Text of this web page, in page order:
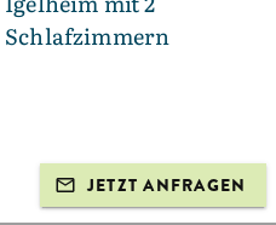
Schlafzimmern
JETZT ANFRAGEN